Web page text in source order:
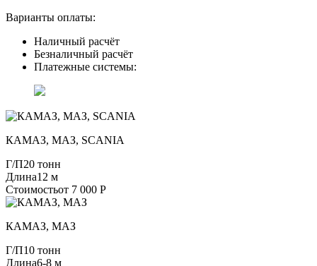
Варианты оплаты:
Наличный расчёт
Безналичный расчёт
Платежные системы:
КАМАЗ, МАЗ, SCANIA
Г/П20 тонн
Длина12 м
Стоимостьот 7 000 Р
КАМАЗ, МАЗ
Г/П10 тонн
Длина6-8 м